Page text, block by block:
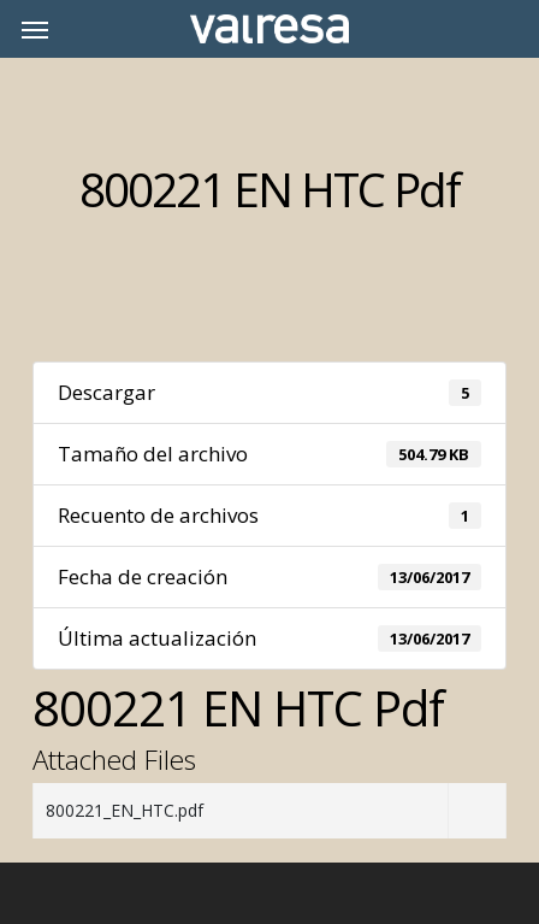
Menu
800221 EN HTC Pdf
Descargar 5
Tamaño del archivo 504.79 KB
Recuento de archivos 1
Fecha de creación 13/06/2017
Última actualización 13/06/2017
800221 EN HTC Pdf
Attached Files
800221_EN_HTC.pdf